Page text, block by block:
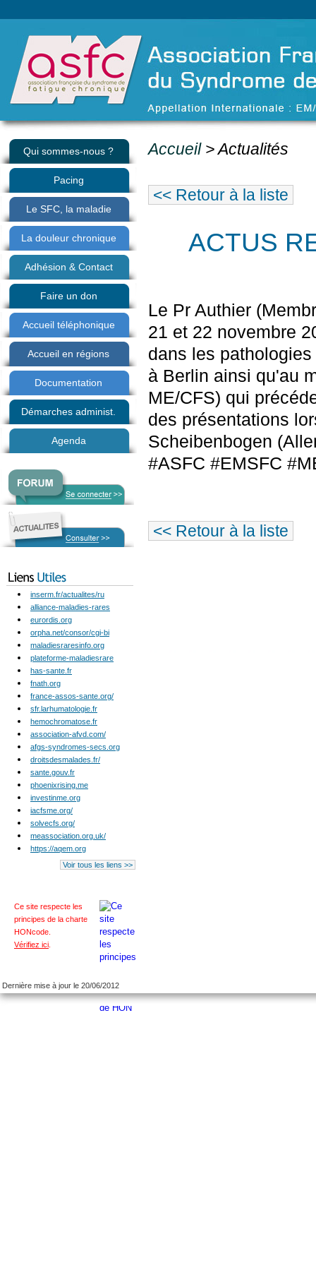
Accueil> Actualités
<< Retour à la liste
ACTUS
Le Pr Authier
21 et 22 novembre
dans les
à Berlin ainsi qu'au
ME/CFS) qui
des présentations
Scheibenbogen
#ASFC #EMSFC
<< Retour à la liste
Qui sommes-nous ?
Pacing
Le SFC, la maladie
La douleur chronique
Adhésion & Contact
Faire un don
Accueil téléphonique
Accueil en régions
Documentation
Démarches administ.
Agenda
inserm.fr/actualites/ru
alliance-maladies-rares
eurordis.org
orpha.net/consor/cgi-bi
maladiesraresinfo.org
plateforme-maladiesrare
has-sante.fr
fnath.org
france-assos-sante.org/
sfr.larhumatologie.fr
hemochromatose.fr
association-afvd.com/
afgs-syndromes-secs.org
droitsdesmalades.fr/
sante.gouv.fr
phoenixrising.me
investinme.org
iacfsme.org/
solvecfs.org/
meassociation.org.uk/
https://aqem.org
Voir tous les liens >>
Ce site respecte les
principes de la charte
HONcode
Vérifiez ici
Dernière mise à jour le 20/06/2012